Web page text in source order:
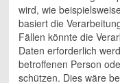
wird, wie
basiert die
Fällen könnte die
Daten erforderlich
betroffenen Person
schützen. Dies wäre